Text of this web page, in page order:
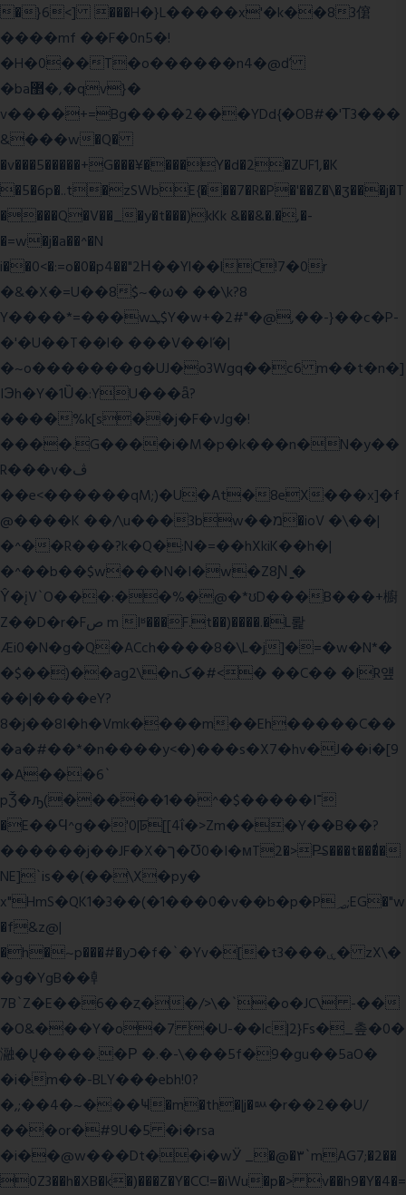
�}6<] ���H�}L�����x'�k��83僒
����mf ��F�0n5�!
�H�0��T�o������n4�@ď
�ba޲�,�qv}�
v����+=Bg����2���YDd{�OB#�'Τ3���
&���w�Q�
�v���5�����+G���¥����Y�d�2�ZUF1,�K
�5�6p�..t�zSWbE{���7�R�P�'��Z�\�ʒ���j�T
����Q�V��_�y�t���)kKk &��&�.�,�-
�=w�j�a��^�N
i��0<�:=o�0�p4��"2Η��Yl��lC!7�0r
�&�X�=U��8$~�ω� ��\k?8
Y����*=���wܛ$Y�w+�2#"�@,��-}��c�P-
�'�U��T��l� ���V��ľ�|
�~o�������g�UJ�o3Wgq��c6 m��t�n�]
IЭh�Y�1Ȕ�:YU���ǟ?
����%k[s��j�F�vJg�!
����.G����i�M�p�k���n�N�y��
R���v�ڤ
��e<������qM;)�U�At�8eX���x]�f
@����K ��/\u���3bw��מ�ioV �\��|
�^��R���?k�Q�:N�=��hXkiK��h�|
�^��b��$w���N�I�w�Z8Ɲ ͚�
Ŷ�įV`O���:��%�@�*ʊD���B���+櫥
Z��D�r�Fص m Iʶ���F.t��)����.�L뢅
Æi0�N�g�Q�ACch����8�\L�j]�=�w�N*�
�$��)��ag2\�nک�#<� ��C�� �IR얲
��|����eY?
8�j��8I�h�Vmk����m��Eh�����C��
�a�#��*�n����y<�)���s�X7�hv�J��i�[9
�A���6`
pǮ�ԡ(�����1��^�$�����I־
�E��Ϥ^g��'0|ꠓ[[4ΐ�>Zm���Y��B��?
������j��JF�X�ך�Ʊ0�I�мT2�>P̶S���t���ͩ�
NE]`is��(��\X�py�
x"HmS�QK1�3��(�1���0�v��b�p�P؃;EG�"w
�f&z@|
�h�~p���#�yכ�f�`�Yv�[�t3���ۑ� zX\�
�g�YgB��龺
7B`Z�E��6��ȥ��/>\�`�o�JC\ -��
�O&���Y�o�7 �U-��lc|2}Fs�_촢�0�
瀜�Ų����.�Ρ �.�-\���5f�9�gu��5aO�
�i�m��-BLY���ebh!0?
�,;��4�~���Ҹ�m�th�|j�ᇞ�r��2��U/
���or�#9U�5 �i�rsa
�i��@w���Dt��i�wӰ _�@�٣`mAG7;�2��
0Z3��h�XB�k�)���Z�Y�CC!=�iWu�p�> v��h9�Y�4�=